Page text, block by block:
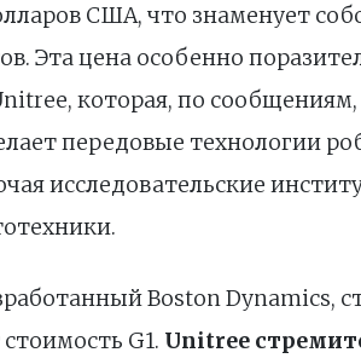
США, что знаменует
Эта цена особенно
которая, по
передовые технологии
исследовательские
Boston Dynamics,
G1. Unitree